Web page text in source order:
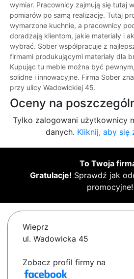
wymiar. Pracownicy zajmują się tutaj
pomiarów po samą realizację. Tutaj
wymarzone kuchnie, a pracownicy
doradzają klientom, jakie materiały i
wybrać. Sober współpracuje z
firmami produkującymi materiały dla
Kupując tu meble można być
solidne i innowacyjne. Firma Sober
przy ulicy Wadowickiej 45.
Oceny na
Tylko zalogowani użytkownicy
danych. Kliknij, aby się
To Twoja
Gratulacje! Sprawdź jak
promocyjne!
Wieprz
ul. Wadowicka 45
Zobacz profil firmy na